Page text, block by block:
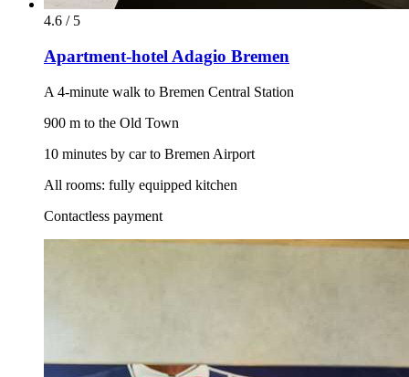
4.6 / 5
Apartment-hotel Adagio Bremen
A 4-minute walk to Bremen Central Station
900 m to the Old Town
10 minutes by car to Bremen Airport
All rooms: fully equipped kitchen
Contactless payment